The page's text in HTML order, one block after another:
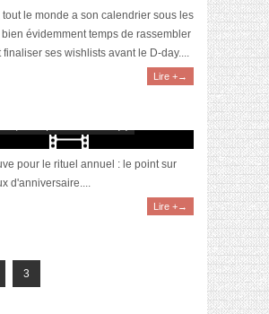
tout le monde a son calendrier sous les
bien évidemment temps de rassembler
finaliser ses wishlists avant le D-day....
Lire +→
Haul : Mes Cadeaux d’Anniversaire
pour le rituel annuel : le point sur
d'anniversaire....
Lire +→
3